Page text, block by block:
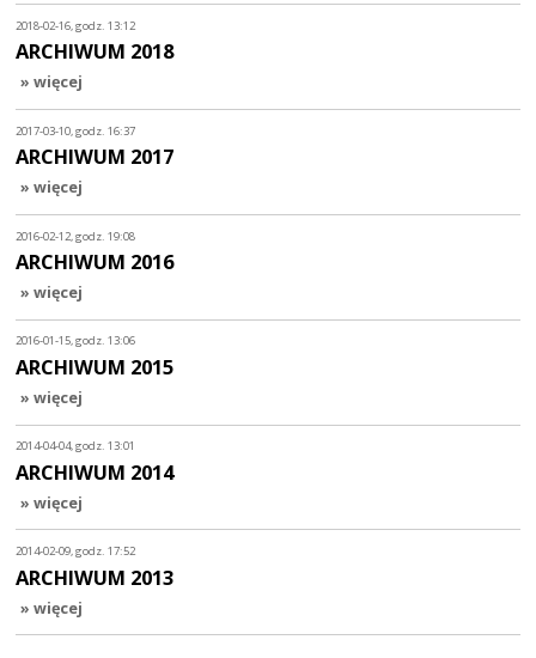
2018-02-16, godz. 13:12
ARCHIWUM 2018
» więcej
2017-03-10, godz. 16:37
ARCHIWUM 2017
» więcej
2016-02-12, godz. 19:08
ARCHIWUM 2016
» więcej
2016-01-15, godz. 13:06
ARCHIWUM 2015
» więcej
2014-04-04, godz. 13:01
ARCHIWUM 2014
» więcej
2014-02-09, godz. 17:52
ARCHIWUM 2013
» więcej